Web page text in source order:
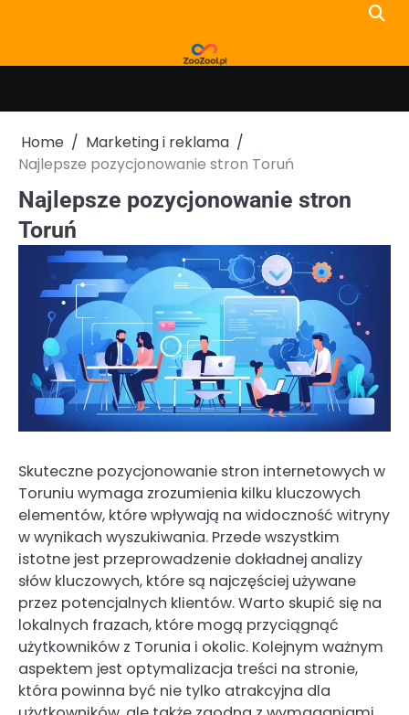
Home
Marketing i reklama
Najlepsze pozycjonowanie stron Toruń
Najlepsze pozycjonowanie stron
Toruń
Skuteczne pozycjonowanie stron internetowych w
Toruniu wymaga zrozumienia kilku kluczowych
elementów, które wpływają na widoczność witryny
w wynikach wyszukiwania. Przede wszystkim
istotne jest przeprowadzenie dokładnej analizy
słów kluczowych, które są najczęściej używane
przez potencjalnych klientów. Warto skupić się na
lokalnych frazach, które mogą przyciągnąć
użytkowników z Torunia i okolic. Kolejnym ważnym
aspektem jest optymalizacja treści na stronie,
która powinna być nie tylko atrakcyjna dla